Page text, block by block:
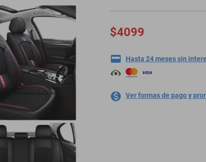
$4099
Hasta 24 meses sin
Ver formas de pago y